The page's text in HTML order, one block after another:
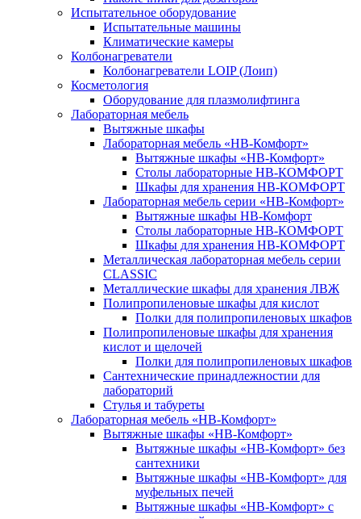
Испытательное оборудование
Испытательные машины
Климатические камеры
Колбонагреватели
Колбонагреватели LOIP (Лоип)
Косметология
Оборудование для плазмолифтинга
Лабораторная мебель
Вытяжные шкафы
Лабораторная мебель «НВ-Комфорт»
Вытяжные шкафы «НВ-Комфорт»
Столы лабораторные НВ-КОМФОРТ
Шкафы для хранения НВ-КОМФОРТ
Лабораторная мебель серии «НВ-Комфорт»
Вытяжные шкафы НВ-Комфорт
Столы лабораторные НВ-КОМФОРТ
Шкафы для хранения НВ-КОМФОРТ
Металлическая лабораторная мебель серии
CLASSIC
Металлические шкафы для хранения ЛВЖ
Полипропиленовые шкафы для кислот
Полки для полипропиленовых шкафов
Полипропиленовые шкафы для хранения
кислот и щелочей
Полки для полипропиленовых шкафов
Сантехнические принадлежностии для
лабораторий
Стулья и табуреты
Лабораторная мебель «НВ-Комфорт»
Вытяжные шкафы «НВ-Комфорт»
Вытяжные шкафы «НВ-Комфорт» без
сантехники
Вытяжные шкафы «НВ-Комфорт» для
муфельных печей
Вытяжные шкафы «НВ-Комфорт» с